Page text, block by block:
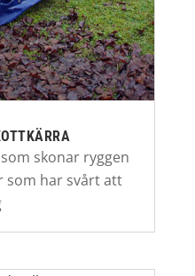
skonar ryggen
som har svårt att